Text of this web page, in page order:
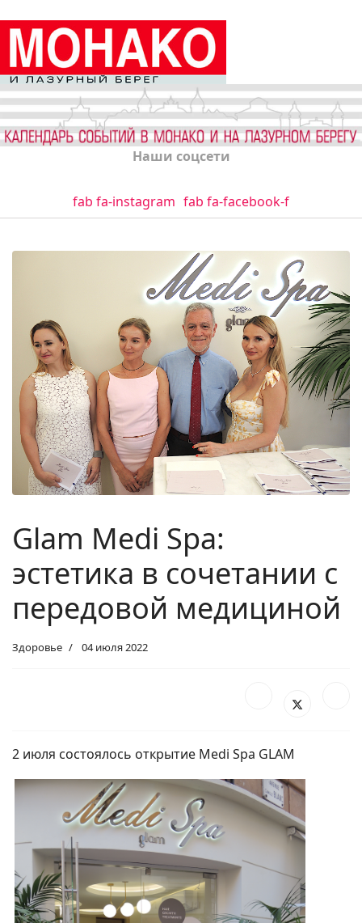
Наши соцсети
fab fa-instagram fab fa-facebook-f
Glam Medi Spa:
эстетика в сочетании с
передовой медициной
Здоровье 04 июля 2022
2 июля состоялось открытие Medi Spa GLAM